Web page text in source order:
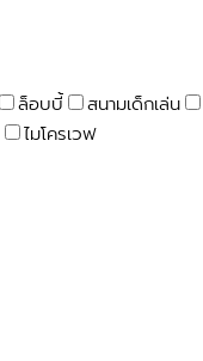
ล็อบบี้ สนามเด็กเล่น
ไมโครเวฟ